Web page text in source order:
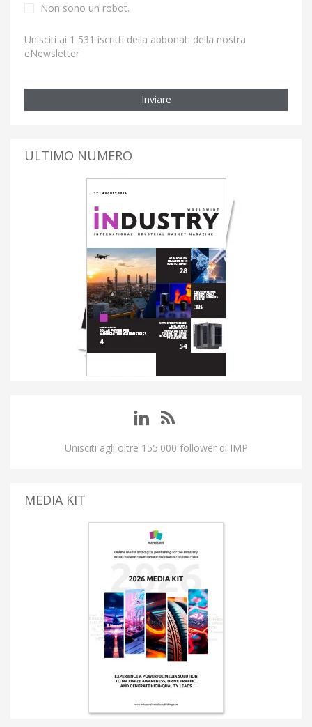
Non sono un robot.
Unisciti ai 1 531 iscritti della abbonati della nostra
eNewsletter
Inviare
ULTIMO NUMERO
Unisciti agli oltre 155.000 follower di IMP
MEDIA KIT